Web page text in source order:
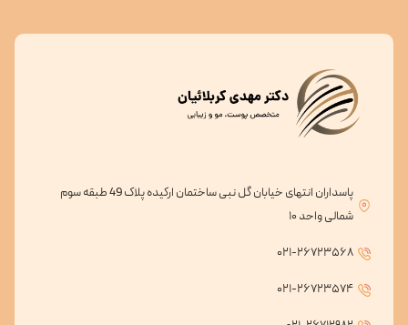
پاسداران انتهای خیابان گل نبی ساختمان ارکیده پلاک 49 طبقه سوم
شمالی واحد ۱۰
۰۲۱-۲۶۷۲۳۵۶۸
۰۲۱-۲۶۷۲۳۵۷۴